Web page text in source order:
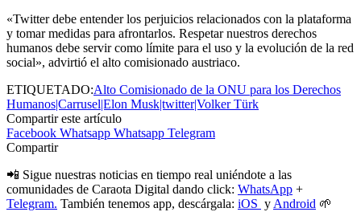
«Twitter debe entender los perjuicios relacionados con la plataforma
y tomar medidas para afrontarlos. Respetar nuestros derechos
humanos debe servir como límite para el uso y la evolución de la red
social», advirtió el alto comisionado austriaco.
ETIQUETADO:Alto Comisionado de la ONU para los Derechos
Humanos|Carrusel|Elon Musk|twitter|Volker Türk
Compartir este artículo
Facebook Whatsapp Whatsapp Telegram
Compartir
📲 Sigue nuestras noticias en tiempo real uniéndote a las
comunidades de Caraota Digital dando click: WhatsApp +
Telegram. También tenemos app, descárgala: iOS y Android 🌱